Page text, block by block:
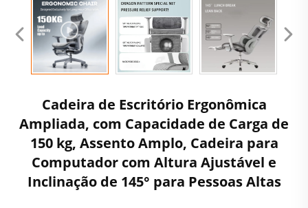
Cadeira de Escritório Ergonômica
Ampliada, com Capacidade de Carga de
150 kg, Assento Amplo, Cadeira para
Computador com Altura Ajustável e
Inclinação de 145° para Pessoas Altas